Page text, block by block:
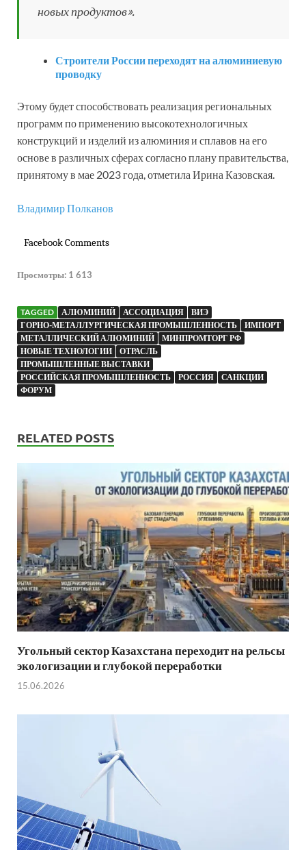
новых продуктов».
Строители России переходят на алюминиевую
проводку
Этому будет способствовать реализация региональных
программ по применению высокотехнологичных
конструкций и изделий из алюминия и сплавов на его
основе в различных сферах согласно плану правительства,
принятому в мае 2023 года, отметила Ирина Казовская.
Владимир Полканов
Facebook Comments
Просмотры: 1 613
TAGGED АЛЮМИНИЙ АССОЦИАЦИЯ
ВИЭ
ГОРНО-МЕТАЛЛУРГИЧЕСКАЯ ПРОМЫШЛЕННОСТЬ
ИМПОРТ
МЕТАЛЛИЧЕСКИЙ АЛЮМИНИЙ
МИНПРОМТОРГ РФ
НОВЫЕ ТЕХНОЛОГИИ
ОТРАСЛЬ
ПРОМЫШЛЕННЫЕ ВЫСТАВКИ
РОССИЙСКАЯ ПРОМЫШЛЕННОСТЬ
РОССИЯ
САНКЦИИ
ФОРУМ
RELATED POSTS
Угольный сектор Казахстана переходит на рельсы
экологизации и глубокой переработки
15.06.2026